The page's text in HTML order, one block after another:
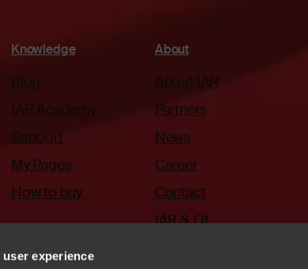
experience
Knowledge
Blog
IAR Academy
Support
My Pages
How to buy
About
About IAR
Partners
News
Career
Contact
IAR & Qt